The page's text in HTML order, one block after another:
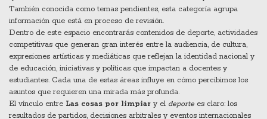
También conocida comotemas pendientes, esta categoría agrupa
información que está en proceso de revisión.
Dentro de este espacio encontrarás contenidos de deporte, actividades
competitivas que generan gran interés entre la audiencia, de cultura,
expresiones artísticas y mediáticas que reflejan la identidad nacional y
de educación, iniciativas y políticas que impactan a docentes y
estudiantes. Cada una de estas áreas influye en cómo percibimos los
asuntos que requieren una mirada más profunda.
El vínculo entre Las cosas por limpiar y el deporte es claro: los
resultados de partidos, decisiones arbitrales y eventos internacionales